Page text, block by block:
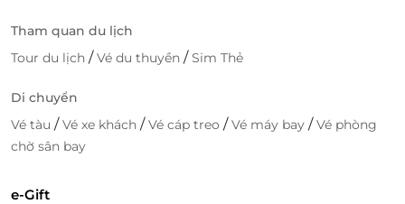
thảnh thơi và đầy cảm hứng ngay từ phút đầu tiên.
Tham quan du lịch
Tour du lịch /Vé du thuyền /Sim Thẻ
Di chuyển
Vé tàu /Vé xe khách /Vé cáp treo /Vé máy bay /Vé phòng
chờ sân bay
e-Gift